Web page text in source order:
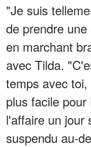
"Je suis
de prendre
en marchant
avec Tilda.
temps avec
plus facile
l'affaire un jour
suspendu au-